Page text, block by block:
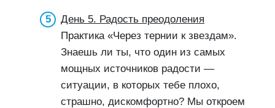
День 5. Радость преодоления
Практика «Через тернии к звездам».
Знаешь ли ты, что один из самых
мощных источников радости —
ситуации, в которых тебе плохо,
страшно, дискомфортно? Мы откроем